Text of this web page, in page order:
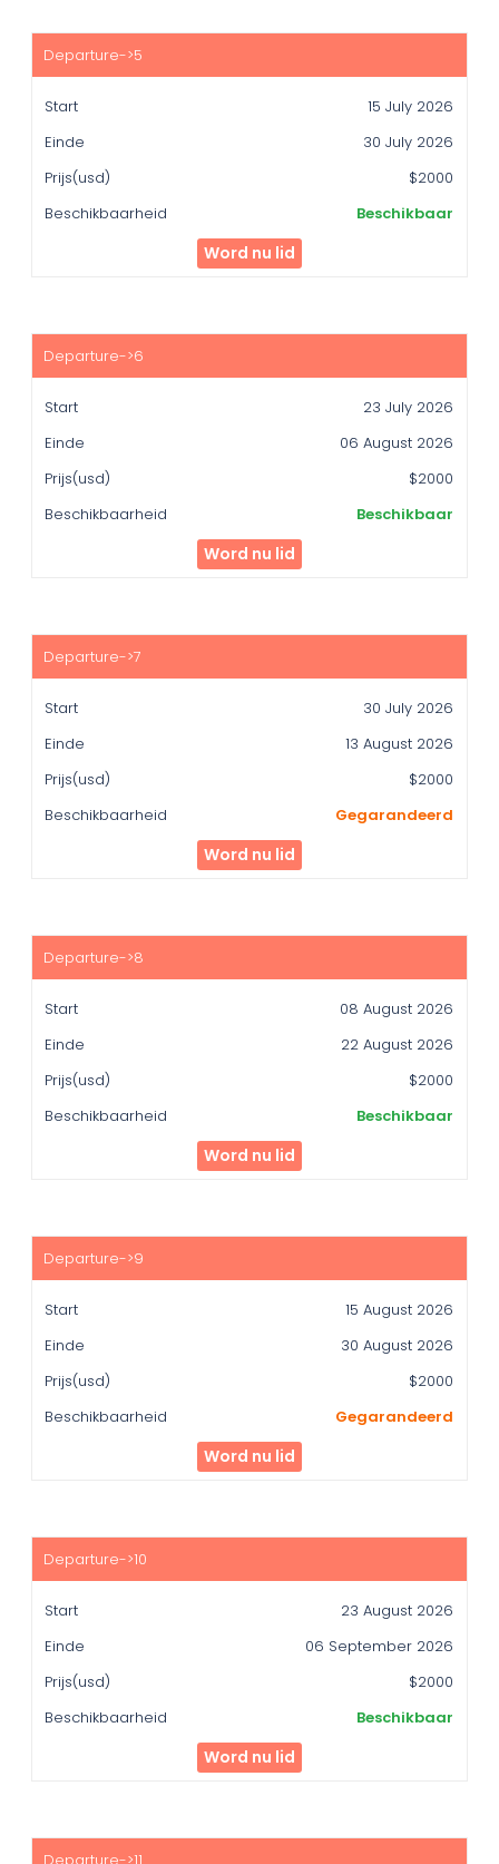
15 July 2026
30 July 2026
$2000
Beschikbaar
Word nu lid
23 July 2026
06 August 2026
$2000
Beschikbaar
Word nu lid
30 July 2026
13 August 2026
$2000
Gegarandeerd
Word nu lid
08 August 2026
22 August 2026
$2000
Beschikbaar
Word nu lid
15 August 2026
30 August 2026
$2000
Gegarandeerd
Word nu lid
23 August 2026
06 September 2026
$2000
Beschikbaar
Word nu lid